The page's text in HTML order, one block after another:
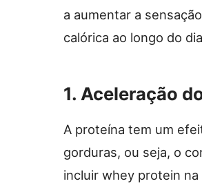
a aumentar a
calórica ao longo do
1. Aceleração
A proteína tem um
gorduras, ou seja, o
incluir whey protein